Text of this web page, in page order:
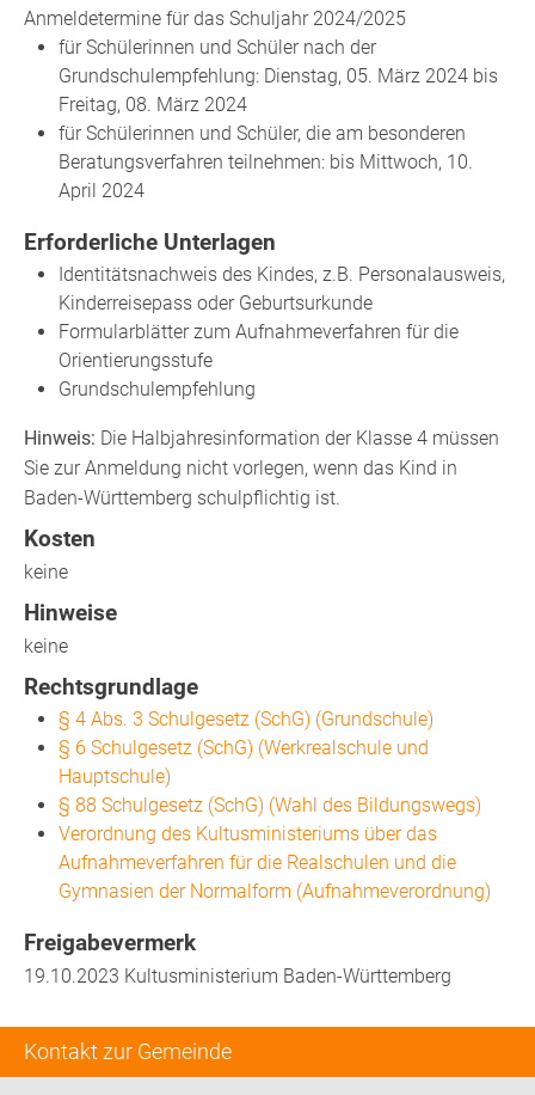
Kontakt zur Gemeinde
Anmeldetermine für das Schuljahr 2024/2025
für Schülerinnen und Schüler nach der
Grundschulempfehlung: Dienstag, 05. März 2024 bis
Freitag, 08. März 2024
für Schülerinnen und Schüler, die am besonderen
Beratungsverfahren teilnehmen: bis Mittwoch, 10.
April 2024
Erforderliche Unterlagen
Identitätsnachweis des Kindes, z.B. Personalausweis,
Kinderreisepass oder Geburtsurkunde
Formularblätter zum Aufnahmeverfahren für die
Orientierungsstufe
Grundschulempfehlung
Hinweis: Die Halbjahresinformation der Klasse 4 müssen
Sie zur Anmeldung nicht vorlegen, wenn das Kind in
Baden-Württemberg schulpflichtig ist.
Kosten
keine
Hinweise
keine
Rechtsgrundlage
§ 4 Abs. 3 Schulgesetz (SchG) (Grundschule)
§ 6 Schulgesetz (SchG) (Werkrealschule und
Hauptschule)
§ 88 Schulgesetz (SchG) (Wahl des Bildungswegs)
Verordnung des Kultusministeriums über das
Aufnahmeverfahren für die Realschulen und die
Gymnasien der Normalform (Aufnahmeverordnung)
Freigabevermerk
19.10.2023 Kultusministerium Baden-Württemberg